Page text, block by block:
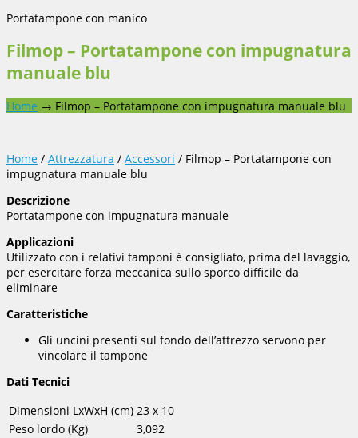
Portatampone con manico
Filmop – Portatampone con impugnatura
manuale blu
Home → Filmop – Portatampone con impugnatura manuale blu
Home / Attrezzatura / Accessori / Filmop – Portatampone con
impugnatura manuale blu
Descrizione
Portatampone con impugnatura manuale
Applicazioni
Utilizzato con i relativi tamponi è consigliato, prima del lavaggio,
per esercitare forza meccanica sullo sporco difficile da
eliminare
Caratteristiche
Gli uncini presenti sul fondo dell’attrezzo servono per
vincolare il tampone
Dati Tecnici
Dimensioni LxWxH (cm) 23 x 10
Peso lordo (Kg)
3,092